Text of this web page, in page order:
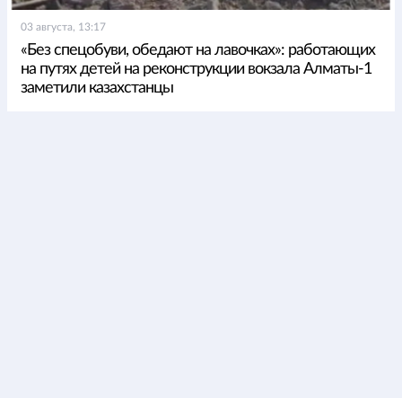
03 августа, 13:17
«Без спецобуви, обедают на лавочках»: работающих
на путях детей на реконструкции вокзала Алматы-1
заметили казахстанцы